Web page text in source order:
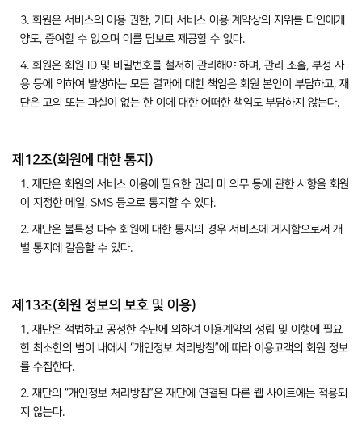
3. 회원은 서비스의 이용 권한, 기타 서비스 이용 계약상의 지위를 타인에게
양도, 증여할 수 없으며 이를 담보로 제공할 수 없다.
4. 회원은 회원 ID 및 비밀번호를 철저히 관리해야 하며, 관리 소홀, 부정 사
용 등에 의하여 발생하는 모든 결과에 대한 책임은 회원 본인이 부담하고, 재
단은 고의 또는 과실이 없는 한 이에 대한 어떠한 책임도 부담하지 않는다.
제12조(회원에 대한 통지)
1. 재단은 회원의 서비스 이용에 필요한 권리 미 의무 등에 관한 사항을 회원
이 지정한 메일, SMS 등으로 통지할 수 있다.
2. 재단은 불특정 다수 회원에 대한 통지의 경우 서비스에 게시함으로써 개
별 통지에 갈음할 수 있다.
제13조(회원 정보의 보호 및 이용)
1. 재단은 적법하고 공정한 수단에 의하여 이용계약의 성립 및 이행에 필요
한 최소한의 범이 내에서 “개인정보 처리방침”에 따라 이용고객의 회원 정보
를 수집한다.
2. 재단의 “개인정보 처리방침”은 재단에 연결된 다른 웹 사이트에는 적용되
지 않는다.